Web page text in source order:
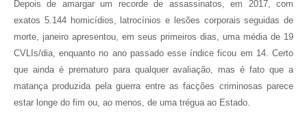
Depois de amargar um recorde de assassinatos, em 2017, com
exatos 5.144 homicídios, latrocínios e lesões corporais seguidas de
morte, janeiro apresentou, em seus primeiros dias, uma média de 19
CVLIs/dia, enquanto no ano passado esse índice ficou em 14. Certo
que ainda é prematuro para qualquer avaliação, mas é fato que a
matança produzida pela guerra entre as facções criminosas parece
estar longe do fim ou, ao menos, de uma trégua ao Estado.